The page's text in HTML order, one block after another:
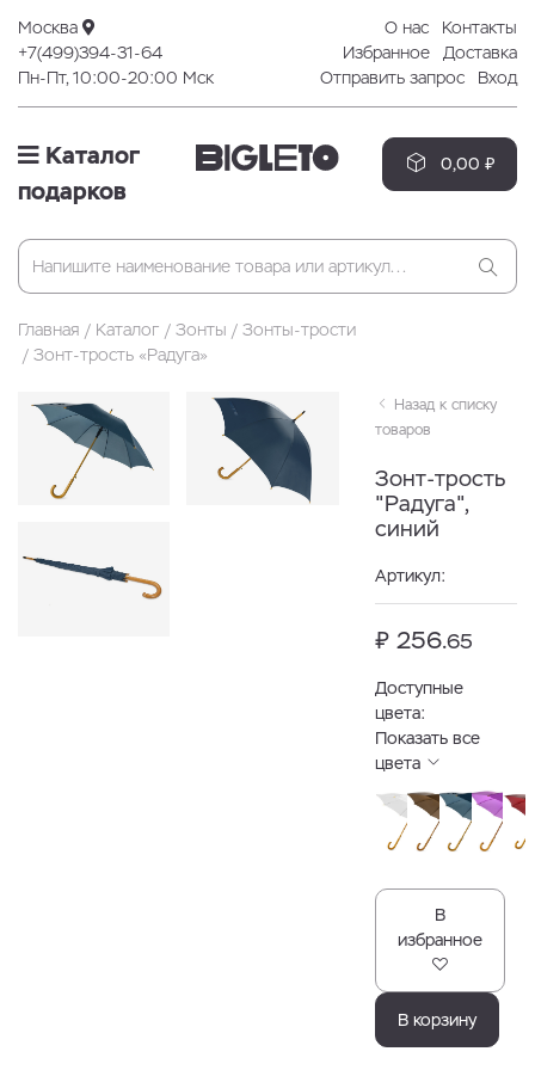
Москва
+7(499)394-31-64
Пн-Пт, 10:00-20:00 Мск
О нас
Контакты
Избранное
Доставка
Отправить запрос
Вход
Каталог
подарков
0,00 ₽
Главная Каталог Зонты
Зонты-трости
Зонт-трость «Радуга»
Назад к списку
товаров
Зонт-трость
"Радуга",
синий
Артикул:
₽ 256.65
Доступные
цвета:
Показать все
цвета
В
избранное
В корзину